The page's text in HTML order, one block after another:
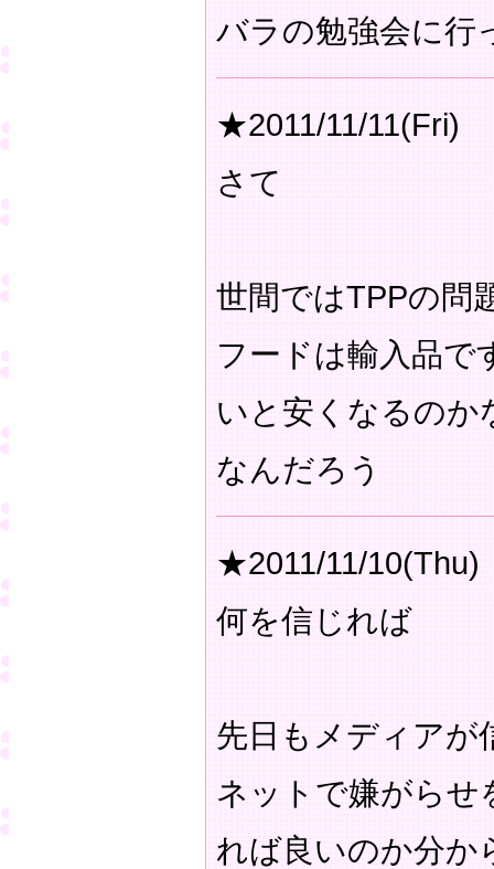
バラの勉強会に
★2011/11/11(Fri)
さて
世間ではTPPの問
フードは輸入品
いと安くなるの
なんだろう
★2011/11/10(Thu)
何を信じれば
先日もメディアが
ネットで嫌がら
れば良いのか分か